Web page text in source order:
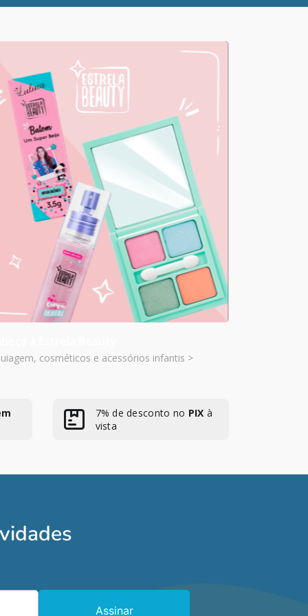
cosméticos e acessórios infantis >
7% de desconto no PIX à
vista
Assinar